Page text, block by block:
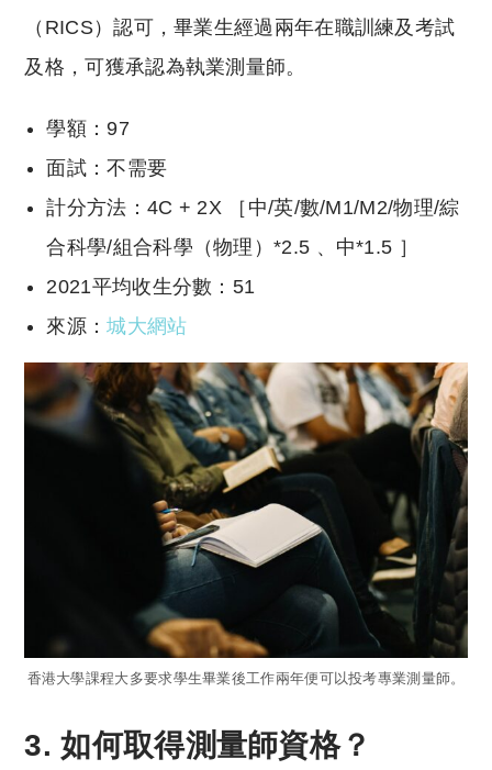
（RICS）認可，畢業生經過兩年在職訓練及考試
及格，可獲承認為執業測量師。
學額：97
面試：不需要
計分方法：4C + 2X ［中/英/數/M1/M2/物理/綜
合科學/組合科學（物理）*2.5 、中*1.5 ］
2021平均收生分數：51
來源：城大網站
香港大學課程大多要求學生畢業後工作兩年便可以投考專業測量師。
3. 如何取得測量師資格？